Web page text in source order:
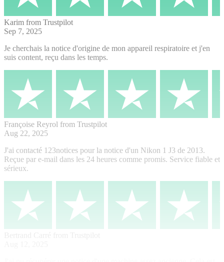
Karim from Trustpilot
Sep 7, 2025
Je cherchais la notice d'origine de mon appareil respiratoire et j'en
suis content, reçu dans les temps.
Françoise Reyrol from Trustpilot
Aug 22, 2025
J'ai contacté 123notices pour la notice d'un Nikon 1 J3 de 2013.
Reçue par e-mail dans les 24 heures comme promis. Service fiable et
sérieux.